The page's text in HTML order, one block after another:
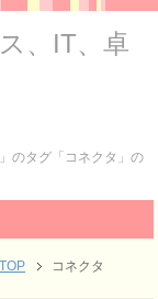
、IT、卓
のタグ「コネクタ」の
TOP コネクタ